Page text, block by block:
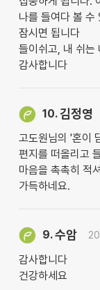
나를 들여다 볼 수
잠시면 됩니다
들이쉬고, 내 쉬는
감사합니다
10.김정영
고도원님의 '혼이
편지를 떠올리고
마음을 촉촉히 적
가득하네요.
9.수암
감사합니다
건강하세요